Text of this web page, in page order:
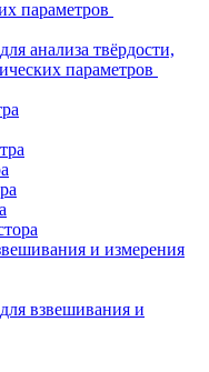
параметров
анализа твёрдости,
параметров
и измерения
взвешивания и